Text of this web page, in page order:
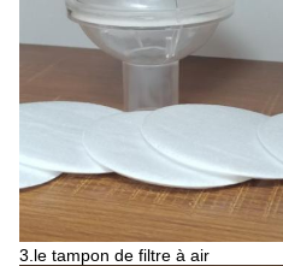
3.le tampon de filtre à air